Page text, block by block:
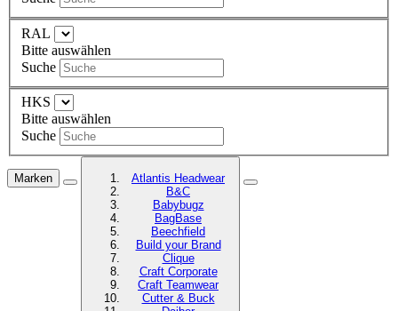
RAL
Bitte auswählen
Suche
HKS
Bitte auswählen
Suche
Marken
Atlantis Headwear
B&C
Babybugz
BagBase
Beechfield
Build your Brand
Clique
Craft Corporate
Craft Teamwear
Cutter & Buck